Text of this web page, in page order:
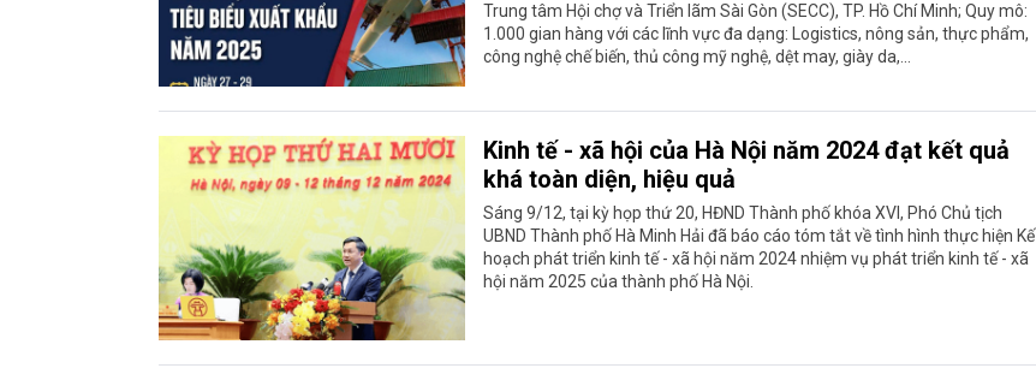
Trung tâm Hội chợ và Triển lãm Sài Gòn (SECC), TP. Hồ Chí Minh; Quy mô:
1.000 gian hàng với các lĩnh vực đa dạng: Logistics, nông sản, thực phẩm,
công nghệ chế biến, thủ công mỹ nghệ, dệt may, giày da,...
Kinh tế - xã hội của Hà Nội năm 2024 đạt kết quả
khá toàn diện, hiệu quả
Sáng 9/12, tại kỳ họp thứ 20, HĐND Thành phố khóa XVI, Phó Chủ tịch
UBND Thành phố Hà Minh Hải đã báo cáo tóm tắt về tình hình thực hiện Kế
hoạch phát triển kinh tế - xã hội năm 2024 nhiệm vụ phát triển kinh tế - xã
hội năm 2025 của thành phố Hà Nội.